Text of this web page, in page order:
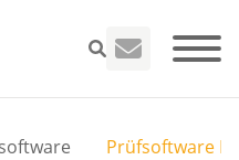
Prüfsoftware